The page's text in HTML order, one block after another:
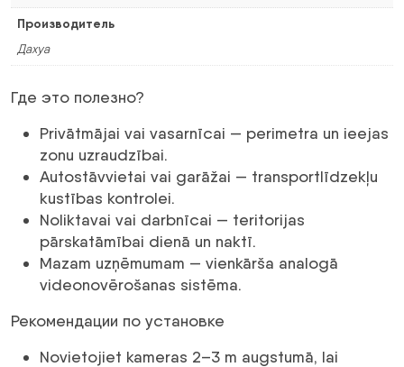
Производитель
Дахуа
Где это полезно?
Privātmājai vai vasarnīcai — perimetra un ieejas
zonu uzraudzībai.
Autostāvvietai vai garāžai — transportlīdzekļu
kustības kontrolei.
Noliktavai vai darbnīcai — teritorijas
pārskatāmībai dienā un naktī.
Mazam uzņēmumam — vienkārša analogā
videonovērošanas sistēma.
Рекомендации по установке
Novietojiet kameras 2–3 m augstumā, lai